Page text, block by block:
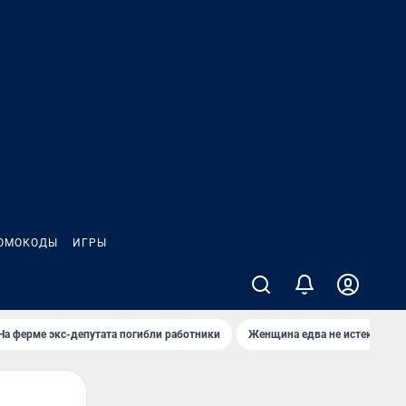
ИГРЫ
ферме экс-депутата погибли работники Женщина едва не истекла